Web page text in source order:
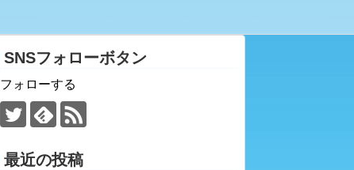
SNSフォローボタン
フォローする
最近の投稿